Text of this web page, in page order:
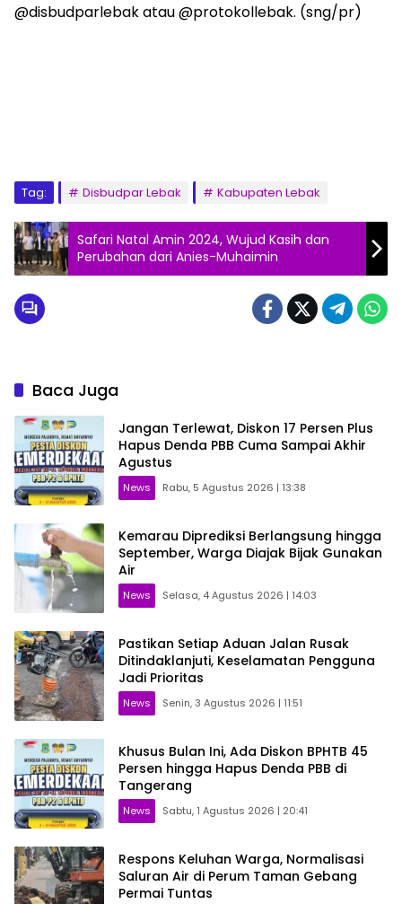
@disbudparlebak atau @protokollebak. (sng/pr)
Tag: Disbudpar Lebak Kabupaten Lebak
Safari Natal Amin 2024, Wujud Kasih dan
Perubahan dari Anies-Muhaimin
Baca Juga
Jangan Terlewat, Diskon 17 Persen Plus
Hapus Denda PBB Cuma Sampai Akhir
Agustus
News Rabu, 5 Agustus 2026 | 13:38
Kemarau Diprediksi Berlangsung hingga
September, Warga Diajak Bijak Gunakan
Air
News Selasa, 4 Agustus 2026 | 14:03
Pastikan Setiap Aduan Jalan Rusak
Ditindaklanjuti, Keselamatan Pengguna
Jadi Prioritas
News Senin, 3 Agustus 2026 | 11:51
Khusus Bulan Ini, Ada Diskon BPHTB 45
Persen hingga Hapus Denda PBB di
Tangerang
News Sabtu, 1 Agustus 2026 | 20:41
Respons Keluhan Warga, Normalisasi
Saluran Air di Perum Taman Gebang
Permai Tuntas